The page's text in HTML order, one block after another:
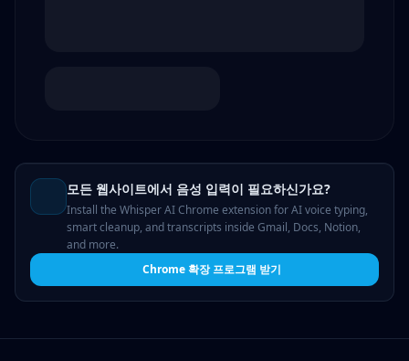
모든 웹사이트에서 음성 입력이 필요하신가요?
Install the Whisper AI Chrome extension for AI voice typing,
smart cleanup, and transcripts inside Gmail, Docs, Notion,
and more.
Chrome 확장 프로그램 받기